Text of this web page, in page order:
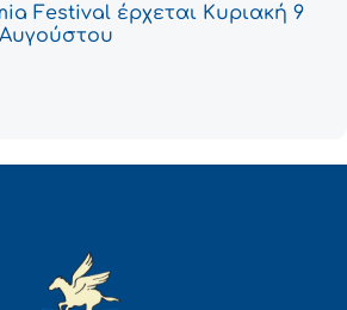
Festival έρχεται Κυριακή 9